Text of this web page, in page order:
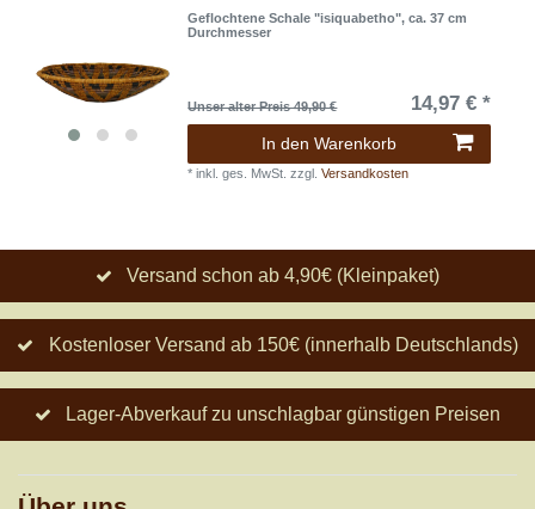
Geflochtene Schale "isiquabetho", ca. 37 cm
Durchmesser
Unser alter Preis 49,90 € 14,97 € *
In den Warenkorb
*inkl. ges. MwSt. zzgl.Versandkosten
Versand schon ab 4,90€ (Kleinpaket)
Kostenloser Versand ab 150€ (innerhalb Deutschlands)
Lager-Abverkauf zu unschlagbar günstigen Preisen